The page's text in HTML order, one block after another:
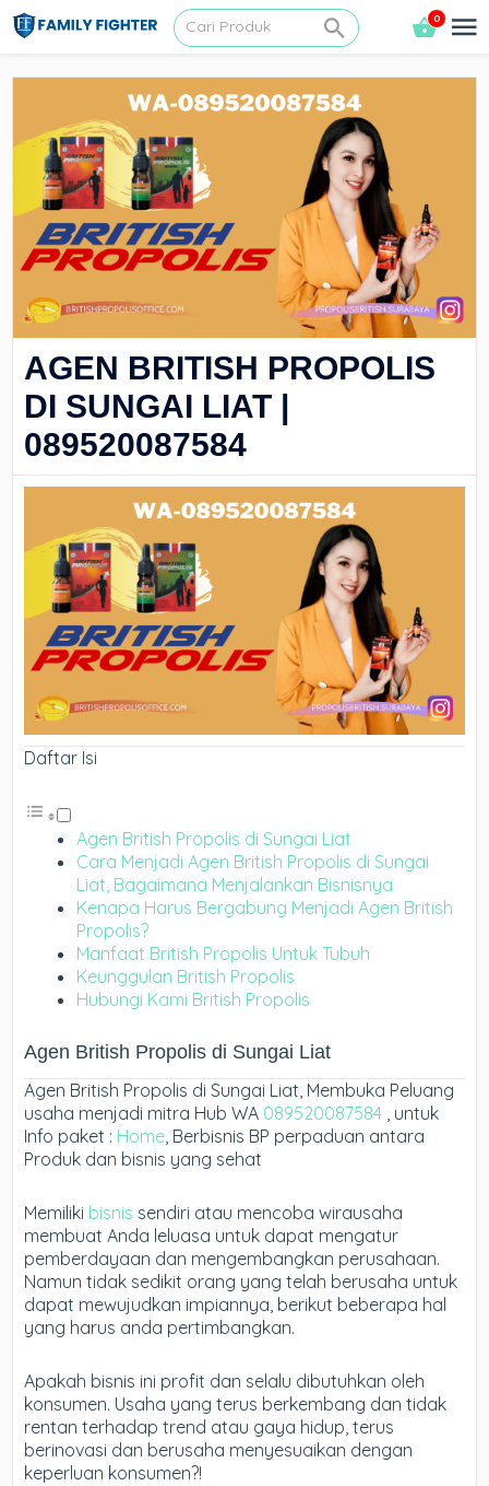
0
AGEN BRITISH PROPOLIS
DI SUNGAI LIAT |
089520087584
Daftar Isi
Agen British Propolis di Sungai Liat
Cara Menjadi Agen British Propolis di Sungai
Liat, Bagaimana Menjalankan Bisnisnya
Kenapa Harus Bergabung Menjadi Agen British
Propolis?
Manfaat British Propolis Untuk Tubuh
Keunggulan British Propolis
Hubungi Kami British Propolis
Agen British Propolis di Sungai Liat
Agen British Propolis di Sungai Liat, Membuka Peluang
usaha menjadi mitra Hub WA 089520087584 , untuk
Info paket : Home, Berbisnis BP perpaduan antara
Produk dan bisnis yang sehat
Memiliki bisnis sendiri atau mencoba wirausaha
membuat Anda leluasa untuk dapat mengatur
pemberdayaan dan mengembangkan perusahaan.
Namun tidak sedikit orang yang telah berusaha untuk
dapat mewujudkan impiannya, berikut beberapa hal
yang harus anda pertimbangkan.
Apakah bisnis ini profit dan selalu dibutuhkan oleh
konsumen. Usaha yang terus berkembang dan tidak
rentan terhadap trend atau gaya hidup, terus
berinovasi dan berusaha menyesuaikan dengan
keperluan konsumen?!